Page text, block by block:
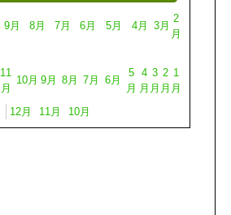
9月 8月 7月 6月 5月 4月 3月
2
月
11
月
10月 9月 8月 7月 6月
5
月
4
月
3
月
2
月
1
月
12月 11月 10月